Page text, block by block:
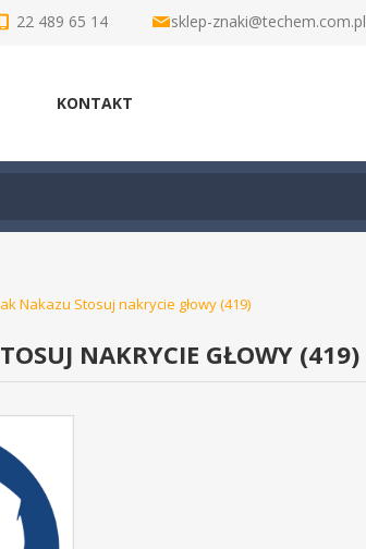
22 489 65 14 sklep-znaki@techem.com.pl
KONTAKT
Nakazu Stosuj nakrycie głowy (419)
NAKRYCIE GŁOWY (419)